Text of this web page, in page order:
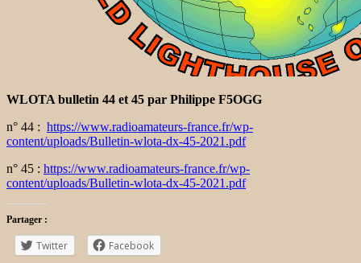
WLOTA bulletin 44 et 45 par Philippe F5OGG
n° 44 : https://www.radioamateurs-france.fr/wp-
content/uploads/Bulletin-wlota-dx-45-2021.pdf
n° 45 : https://www.radioamateurs-france.fr/wp-
content/uploads/Bulletin-wlota-dx-45-2021.pdf
Partager :
Twitter Facebook